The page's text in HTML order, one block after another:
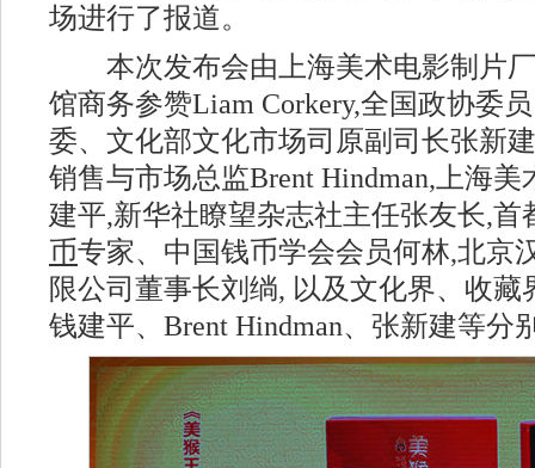
场进行了报道。
本次发布会由上海美术电影制片厂
馆商务参赞Liam Corkery,全国政协委
委、文化部文化市场司原副司长张新
销售与市场总监Brent Hindman,上海
建平,新华社瞭望杂志社主任张友长,首
币专家、中国钱币学会会员何林,北京
限公司董事长刘绱, 以及文化界、收
钱建平、Brent Hindman、张新建等分